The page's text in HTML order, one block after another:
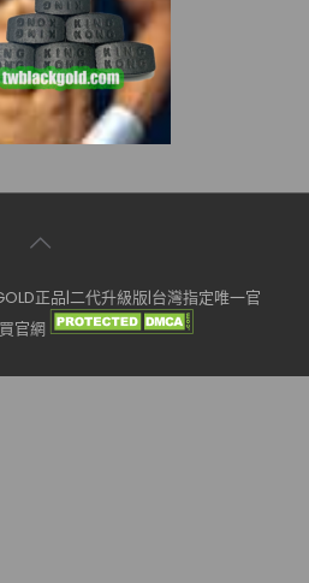
正品|二代升級版|台灣指定唯一官
官網